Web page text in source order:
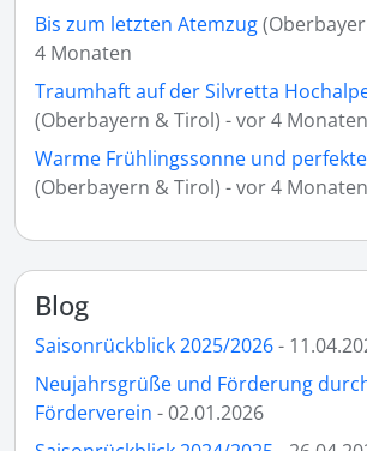
Bis zum letzten Atemzug
4 Monaten
Traumhaft auf der Silvretta
(Oberbayern & Tirol) - vor 4 Monaten
Warme Frühlingssonne und
(Oberbayern & Tirol) - vor 4 Monaten
Blog
Saisonrückblick 2025/2026-
Neujahrsgrüße und Förderung
Förderverein - 02.01.2026